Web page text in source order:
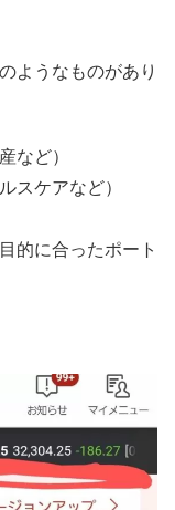
ようなものがあり
など）
スケアなど）
的に合ったポート